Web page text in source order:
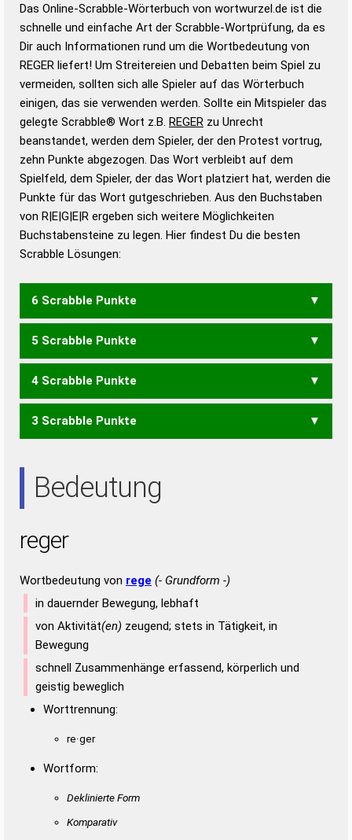
Wortwurzel liefert mit Hilfe eines semantischen
Wortanalyse-Algorithmus gute Anhaltspunkte zu
Wortbedeutung, Worttrennung und Wortform, um die
Gültigkeit eines Wortes für das Scrabble-Spiel zu
bestimmen!
zugelassene Turnier Scrabble-
Wörterbücher sind:
Duden – Standardwerk in 12 Bänden
Duden – Richtiges und gutes
Deutsch
Duden – Die deutsche Grammatik
Duden – Deutsches
Das Online-Scrabble-Wörterbuch von wortwurzel.de ist die
schnelle und einfache Art der Scrabble-Wortprüfung, da es
Dir auch Informationen rund um die Wortbedeutung von
REGER liefert! Um Streitereien und Debatten beim Spiel zu
vermeiden, sollten sich alle Spieler auf das Wörterbuch
einigen, das sie verwenden werden. Sollte ein Mitspieler das
gelegte Scrabble® Wort z.B. REGER zu Unrecht
beanstandet, werden dem Spieler, der den Protest vortrug,
zehn Punkte abgezogen. Das Wort verbleibt auf dem
Spielfeld, dem Spieler, der das Wort platziert hat, werden die
Punkte für das Wort gutgeschrieben. Aus den Buchstaben
von R|E|G|E|R ergeben sich weitere Möglichkeiten
Buchstabensteine zu legen. Hier findest Du die besten
Scrabble Lösungen:
6 Scrabble Punkte
ERREG
5 Scrabble Punkte
GERE
4 Scrabble Punkte
ERG
3 Scrabble Punkte
Bedeutung
reger
Wortbedeutung von rege (- Grundform -)
in dauernder Bewegung, lebhaft
von Aktivität(en) zeugend; stets in Tätigkeit, in
Bewegung
schnell Zusammenhänge erfassend, körperlich und
geistig beweglich
Worttrennung:
re·ger
Wortform:
Deklinierte Form
Komparativ